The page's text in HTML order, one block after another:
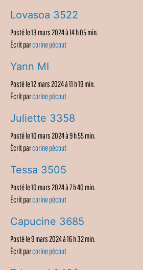
Lovasoa 3522
Posté le 13 mars 2024 à 14 h 05 min.
Écrit parcorine pécout
Yann MI
Posté le 12 mars 2024 à 11 h 19 min.
Écrit parcorine pécout
Juliette 3358
Posté le 10 mars 2024 à 9 h 55 min.
Écrit parcorine pécout
Tessa 3505
Posté le 10 mars 2024 à 7 h 40 min.
Écrit parcorine pécout
Capucine 3685
Posté le 9 mars 2024 à 16 h 32 min.
Écrit parcorine pécout